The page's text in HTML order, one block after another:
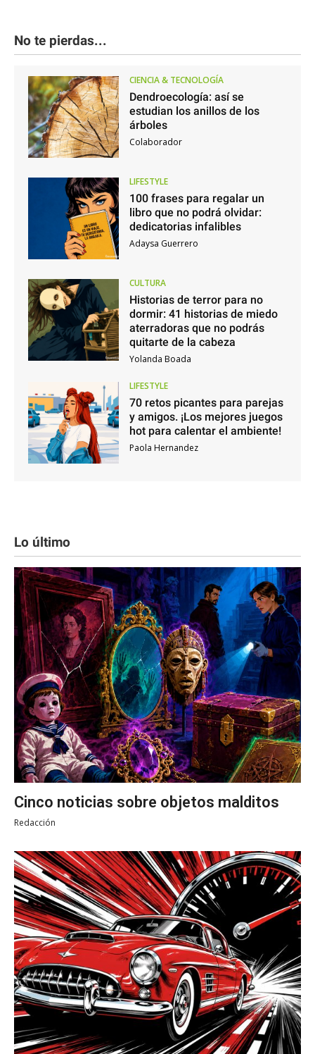
No te pierdas...
CIENCIA & TECNOLOGÍA
Dendroecología: así se
estudian los anillos de los
árboles
Colaborador
LIFESTYLE
100 frases para regalar un
libro que no podrá olvidar:
dedicatorias infalibles
Adaysa Guerrero
CULTURA
Historias de terror para no
dormir: 41 historias de miedo
aterradoras que no podrás
quitarte de la cabeza
Yolanda Boada
LIFESTYLE
70 retos picantes para parejas
y amigos. ¡Los mejores juegos
hot para calentar el ambiente!
Paola Hernandez
Lo último
Cinco noticias sobre objetos malditos
Redacción